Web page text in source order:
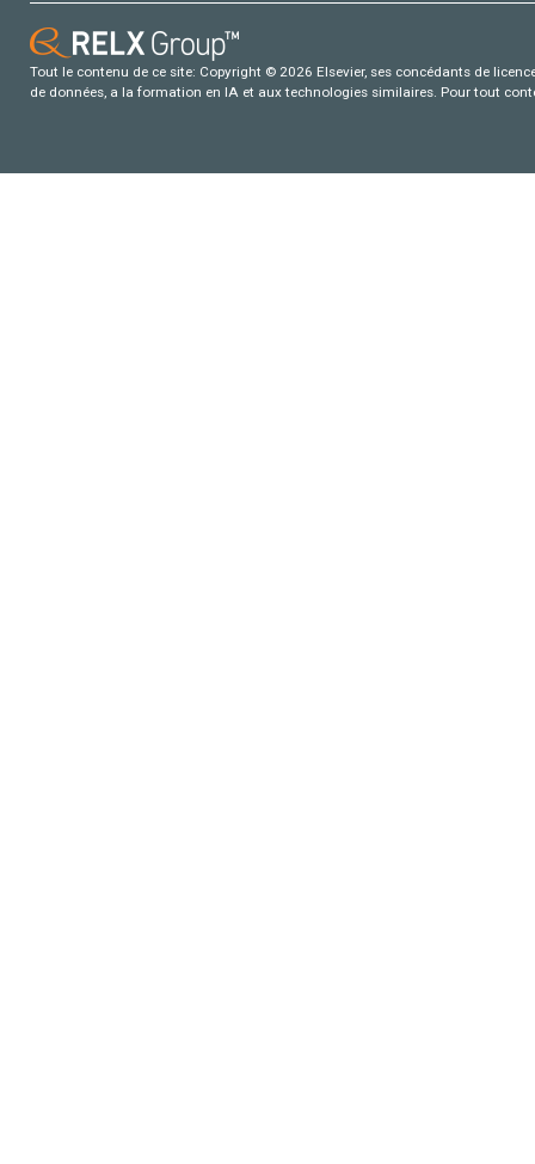
Tout le contenu de ce site: Copyright © 2026 Elsevier, ses concédants de
de données, a la formation en IA et aux technologies similaires. Pour tout